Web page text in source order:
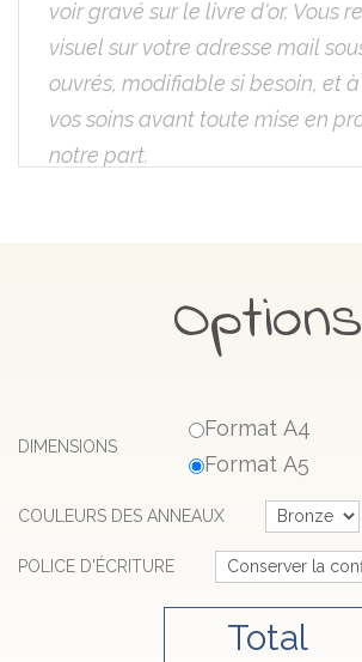
Options
DIMENSIONS
Format A4
Format A5
COULEURS DES ANNEAUX
POLICE D'ÉCRITURE
Total